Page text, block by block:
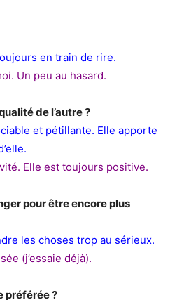
en train de rire.
Un peu au hasard.
de l’autre ?
et pétillante. Elle apporte
Elle est toujours positive.
pour être encore plus
les choses trop au sérieux.
(j’essaie déjà).
préférée ?